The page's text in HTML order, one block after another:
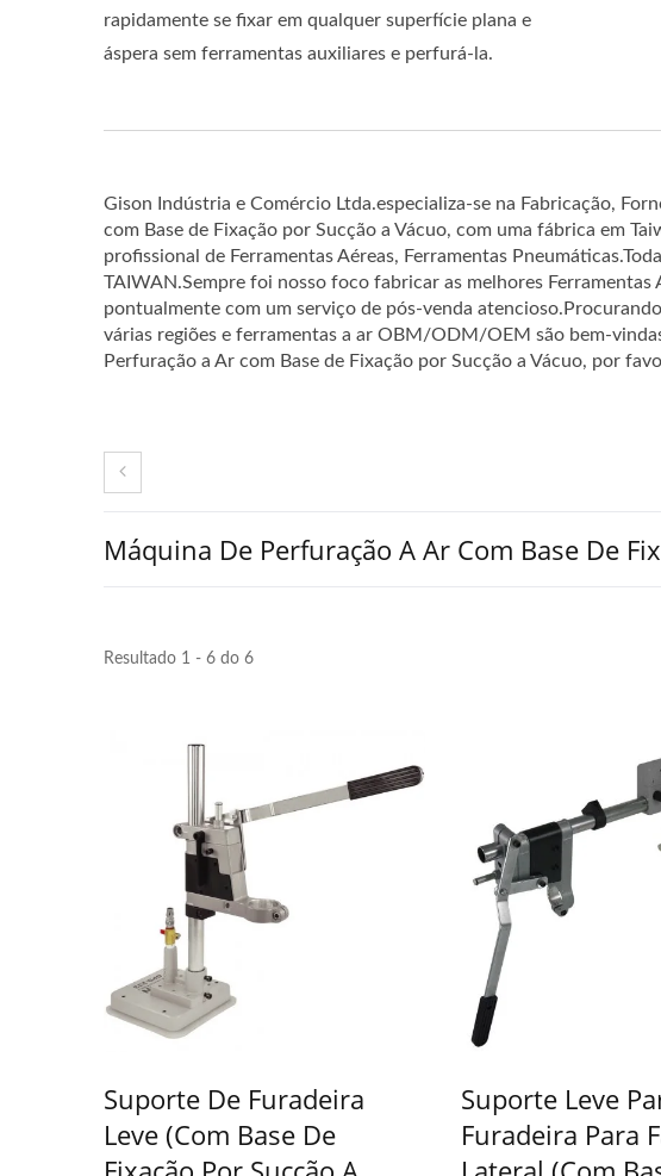
rapidamente se fixar em qualquer superfície plana e
áspera sem ferramentas auxiliares e perfurá-la.
Gison Indústria e Comércio Ltda.especializa-se na Fabricação,
com Base de Fixação por Sucção a Vácuo, com uma fábrica em
profissional de Ferramentas Aéreas, Ferramentas
TAIWAN.Sempre foi nosso foco fabricar as melhores Ferramentas
pontualmente com um serviço de pós-venda
várias regiões e ferramentas a ar OBM/ODM/OEM são bem-
Perfuração a Ar com Base de Fixação por Sucção a Vácuo, por
Máquina De Perfuração A Ar Com Base De
Resultado 1 - 6 do 6
Suporte De Furadeira
Leve (com Base De
Suporte Leve
Furadeira Para
Máquina De Perfuração A Ar
Portátil
Andy Lifter De
Vácuo &